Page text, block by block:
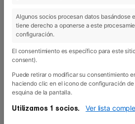
Algunos socios procesan datos basándose
tiene derecho a oponerse a este
configuración.
El consentimiento es específico para este
consent).
Puede retirar o modificar su consentimiento
haciendo clic en el icono de configuración
esquina de la pantalla.
Utilizamos 1 socios. Ver lista